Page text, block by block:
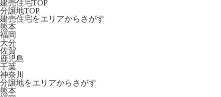
建売住宅TOP
分譲地TOP
建売住宅をエリアからさがす
熊本
福岡
大分
佐賀
鹿児島
千葉
神奈川
分譲地をエリアからさがす
熊本